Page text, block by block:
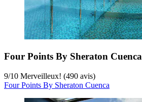
Four Points By Sheraton Cuenca
9/10 Merveilleux! (490 avis)
Four Points By Sheraton Cuenca